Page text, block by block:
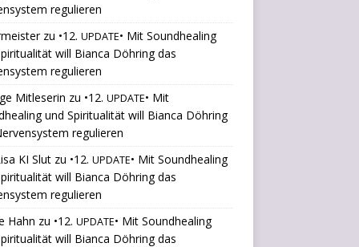
regulieren
zu •12. UPDATE• Mit Soundhealing
will Bianca Döhring das
regulieren
Mitleserin zu •12. UPDATE• Mit
und Spiritualität will Bianca Döhring
regulieren
KI Slutzu •12. UPDATE• Mit Soundhealing
will Bianca Döhring das
regulieren
Hahn zu •12. UPDATE• Mit Soundhealing
will Bianca Döhring das